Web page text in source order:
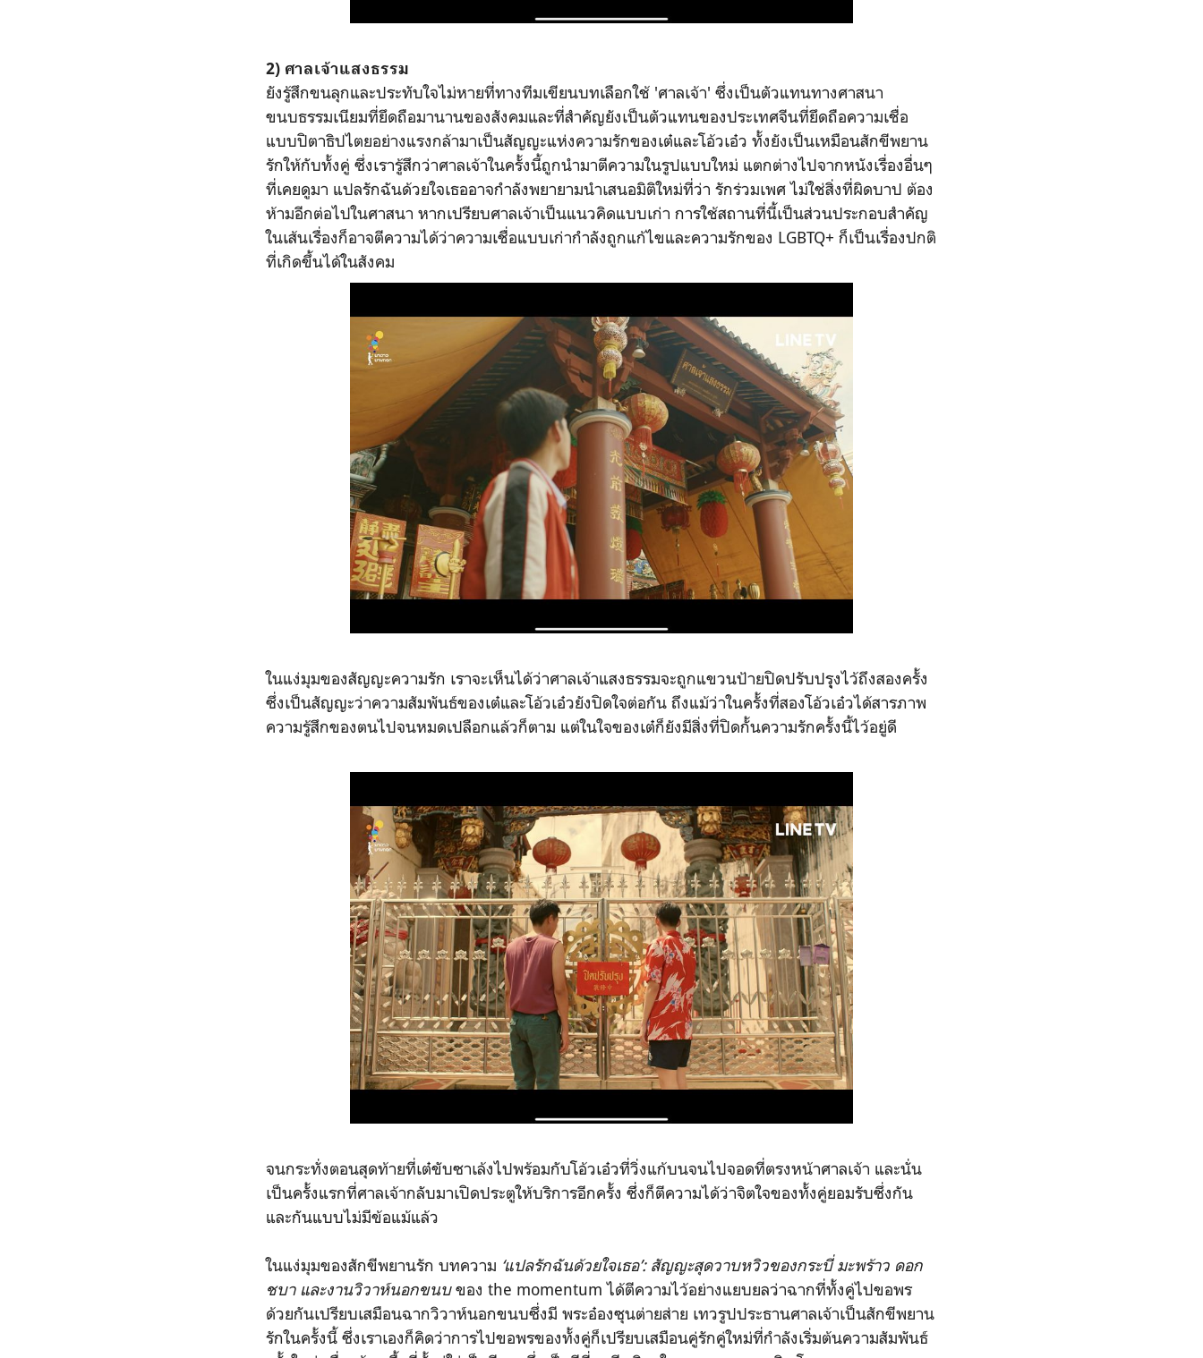
2) ศาลเจ้าแสงธรรม
ยังรู้สึกขนลุกและประทับใจไม่หายที่ทางทีมเขียนบทเลือกใช้ 'ศาลเจ้า' ซึ่งเป็นตัวแทนทางศาสนา
ขนบธรรมเนียมที่ยึดถือมานานของสังคมและที่สำคัญยังเป็นตัวแทนของประเทศจีนที่ยึดถือความเชื่อ
แบบปิตาธิปไตยอย่างแรงกล้ามาเป็นสัญญะแห่งความรักของเต๋และโอ้วเอ๋ว ทั้งยังเป็นเหมือนสักขีพยาน
รักให้กับทั้งคู่ ซึ่งเรารู้สึกว่าศาลเจ้าในครั้งนี้ถูกนำมาตีความในรูปแบบใหม่ แตกต่างไปจากหนังเรื่องอื่นๆ
ที่เคยดูมา แปลรักฉันด้วยใจเธออาจกำลังพยายามนำเสนอมิติใหม่ที่ว่า รักร่วมเพศ ไม่ใช่สิ่งที่ผิดบาป ต้อง
ห้ามอีกต่อไปในศาสนา หากเปรียบศาลเจ้าเป็นแนวคิดแบบเก่า การใช้สถานที่นี้เป็นส่วนประกอบสำคัญ
ในเส้นเรื่องก็อาจตีความได้ว่าความเชื่อแบบเก่ากำลังถูกแก้ไขและความรักของ LGBTQ+ ก็เป็นเรื่องปกติ
ที่เกิดขึ้นได้ในสังคม
ในแง่มุมของสัญญะความรัก เราจะเห็นได้ว่าศาลเจ้าแสงธรรมจะถูกแขวนป้ายปิดปรับปรุุงไว้ถึงสองครั้ง
ซึ่งเป็นสัญญะว่าความสัมพันธ์ของเต๋และโอ้วเอ๋วยังปิดใจต่อกัน ถึงแม้ว่าในครั้งที่สองโอ้วเอ๋วได้สารภาพ
ความรู้สึกของตนไปจนหมดเปลือกแล้วก็ตาม แต่ในใจของเต๋ก็ยังมีสิ่งที่ปิดกั้นความรักครั้งนี้ไว้อยู่ดี
จนกระทั่งตอนสุดท้ายที่เต๋ขับซาเล้งไปพร้อมกับโอ้วเอ๋วที่วิ่งแก้บนจนไปจอดที่ตรงหน้าศาลเจ้า และนั่น
เป็นครั้งแรกที่ศาลเจ้ากลับมาเปิดประตูให้บริการอีกครั้ง ซ่ึ่งก็ตีความได้ว่าจิตใจของทั้งคู่ยอมรับซึ่งกัน
และกันแบบไม่มีข้อแม้แล้ว
ในแง่มุมของสักขีพยานรัก บทความ ‘แปลรักฉันด้วยใจเธอ’: สัญญะสุดวาบหวิวของกระบี่ มะพร้าว ดอก
ชบา และงานวิวาห์นอกขนบของ the momentum ได้ตีความไว้อย่างแยบยลว่าฉากที่ทั้งคู่ไปขอพร
ด้วยกันเปรียบเสมือนฉากวิวาห์นอกขนบซึ่งมี พระอ๋องซุนต่ายส่าย เทวรูปประธานศาลเจ้าเป็นสักขีพยาน
รักในครั้งนี้ ซึ่งเราเองก็คิดว่าการไปขอพรของทั้งคู่ก็เปรียบเสมือนคู่รักคู่ใหม่ที่กำลังเริ่มต้นความสัมพันธ์